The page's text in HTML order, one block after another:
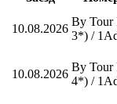
10.08.2026
By Tour
3*) /
10.08.2026
By Tour
4*) /